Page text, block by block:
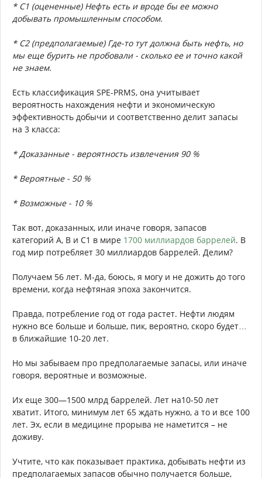
* C1 (оцененные) Нефть есть и вроде бы ее можно
добывать промышленным способом.
* C2 (предполагаемые) Где-то тут должна быть нефть, но
мы еще бурить не пробовали - сколько ее и точно какой
не знаем.
Есть классификация SPE-PRMS, она учитывает
вероятность нахождения нефти и экономическую
эффективность добычи и соответственно делит запасы
на 3 класса:
* Доказанные - вероятность извлечения 90 %
* Вероятные - 50 %
* Возможные - 10 %
Так вот, доказанных, или иначе говоря, запасов
категорий А, В и С1 в мире 1700 миллиардов баррелей. В
год мир потребляет 30 миллиардов баррелей. Делим?
Получаем 56 лет. М-да, боюсь, я могу и не дожить до того
времени, когда нефтяная эпоха закончится.
Правда, потребление год от года растет. Нефти людям
нужно все больше и больше, пик, вероятно, скоро будет…
в ближайшие 10-20 лет.
Но мы забываем про предполагаемые запасы, или иначе
говоря, вероятные и возможные.
Их еще 300—1500 млрд баррелей. Лет на10-50 лет
хватит. Итого, минимум лет 65 ждать нужно, а то и все 100
лет. Эх, если в медицине прорыва не наметится – не
доживу.
Учтите, что как показывает практика, добывать нефти из
предполагаемых запасов обычно получается больше,